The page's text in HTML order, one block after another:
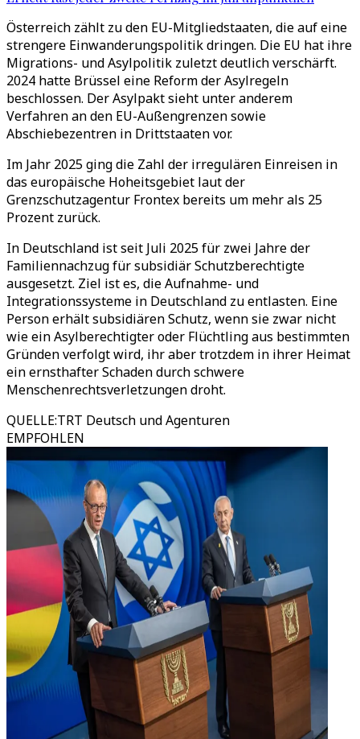
Österreich zählt zu den EU-Mitgliedstaaten, die auf eine
strengere Einwanderungspolitik dringen. Die EU hat ihre
Migrations- und Asylpolitik zuletzt deutlich verschärft.
2024 hatte Brüssel eine Reform der Asylregeln
beschlossen. Der Asylpakt sieht unter anderem
Verfahren an den EU-Außengrenzen sowie
Abschiebezentren in Drittstaaten vor.
Im Jahr 2025 ging die Zahl der irregulären Einreisen in
das europäische Hoheitsgebiet laut der
Grenzschutzagentur Frontex bereits um mehr als 25
Prozent zurück.
In Deutschland ist seit Juli 2025 für zwei Jahre der
Familiennachzug für subsidiär Schutzberechtigte
ausgesetzt. Ziel ist es, die Aufnahme- und
Integrationssysteme in Deutschland zu entlasten. Eine
Person erhält subsidiären Schutz, wenn sie zwar nicht
wie ein Asylberechtigter oder Flüchtling aus bestimmten
Gründen verfolgt wird, ihr aber trotzdem in ihrer Heimat
ein ernsthafter Schaden durch schwere
Menschenrechtsverletzungen droht.
QUELLE:TRT Deutsch und Agenturen
EMPFOHLEN